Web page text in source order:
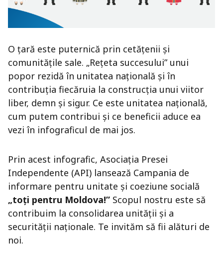
O țară este puternică prin cetățenii și
comunitățile sale. „Rețeta succesului” unui
popor rezidă în unitatea națională și în
contribuția fiecăruia la construcția unui viitor
liber, demn și sigur. Ce este unitatea națională,
cum putem contribui și ce beneficii aduce ea
vezi în infograficul de mai jos.
Prin acest infografic, Asociația Presei
Independente (API) lansează Campania de
informare pentru unitate și coeziune socială
„toți pentru Moldova!” Scopul nostru este să
contribuim la consolidarea unității și a
securității naționale. Te invităm să fii alături de
noi.